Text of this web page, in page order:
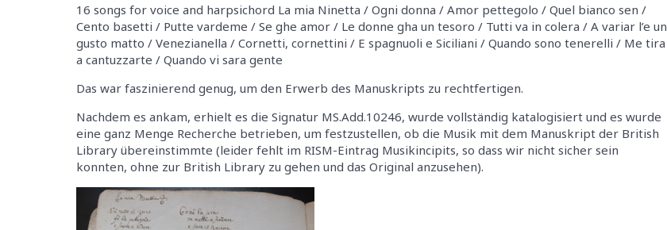
16 songs for voice and harpsichord La mia Ninetta / Ogni donna / Amor pettegolo / Quel bianco sen /
Cento basetti / Putte vardeme / Se ghe amor / Le donne gha un tesoro / Tutti va in colera / A variar l’e un
gusto matto / Venezianella / Cornetti, cornettini / E spagnuoli e Siciliani / Quando sono tenerelli / Me tira
a cantuzzarte / Quando vi sara gente
Das war faszinierend genug, um den Erwerb des Manuskripts zu rechtfertigen.
Nachdem es ankam, erhielt es die Signatur MS.Add.10246, wurde vollständig katalogisiert und es wurde
eine ganz Menge Recherche betrieben, um festzustellen, ob die Musik mit dem Manuskript der British
Library übereinstimmte (leider fehlt im RISM-Eintrag Musikincipits, so dass wir nicht sicher sein
konnten, ohne zur British Library zu gehen und das Original anzusehen).